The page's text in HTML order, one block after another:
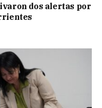
dos alertas por